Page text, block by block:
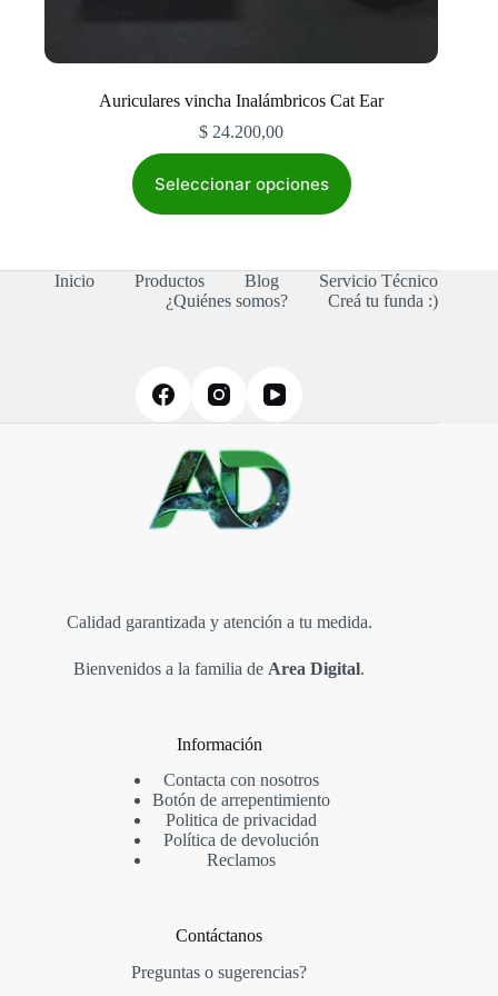
Auriculares vincha Inalámbricos Cat Ear
$ 24.200,00
Seleccionar opciones
producto
opciones
se
página
de
Inicio Productos Blog
Servicio Técnico
¿Quiénes somos?
Creá tu funda :)
Calidad garantizada y atención a tu medida.
Bienvenidos a la familia de Area Digital.
Información
Contacta con nosotros
Botón de arrepentimiento
Politica de privacidad
Política de devolución
Reclamos
Contáctanos
Preguntas o sugerencias?